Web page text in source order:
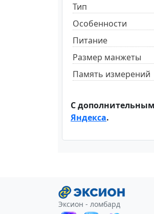
Тип
Особенности
Питание
Размер манжеты
Память измерений
С
Яндекса.
Эксион - ломбард